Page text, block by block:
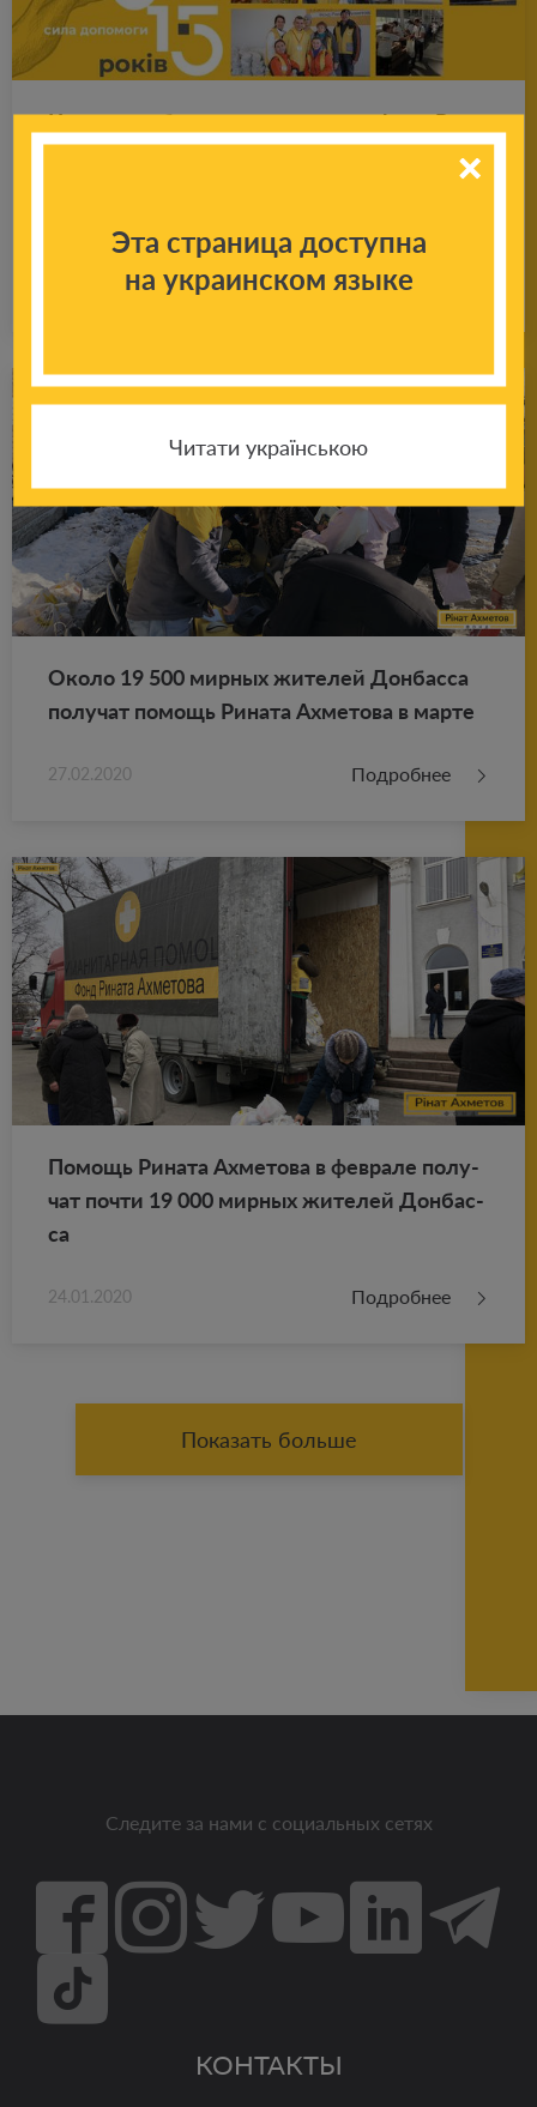
Ка­ра­ван добра: шесть лет назад Фонд Ри­
22.08.2020 Подробнее
Около 19 500 мир­ных жи­те­лей Дон­бас­са
по­лу­чат по­мощь Ри­на­та Ах­ме­то­ва в марте
27.02.2020 Подробнее
По­мощь Ри­на­та Ах­ме­то­ва в фев­ра­ле по­лу­
чат почти 19 000 мир­ных жи­те­лей Дон­бас­
са
24.01.2020 Подробнее
Показать больше
Следите за нами с социальных сетях
КОНТАКТЫ
Эта страница доступна
на украинском языке
Читати українською